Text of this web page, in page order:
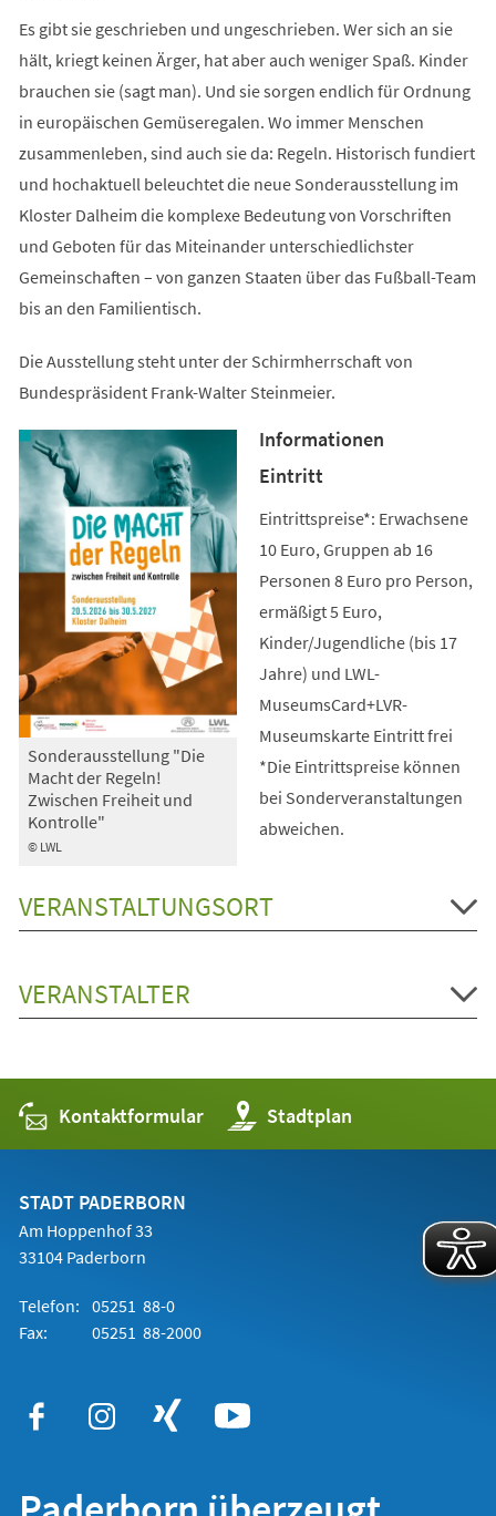
Es gibt sie geschrieben und ungeschrieben. Wer sich an sie
hält, kriegt keinen Ärger, hat aber auch weniger Spaß. Kinder
brauchen sie (sagt man). Und sie sorgen endlich für Ordnung
in europäischen Gemüseregalen. Wo immer Menschen
zusammenleben, sind auch sie da: Regeln. Historisch fundiert
und hochaktuell beleuchtet die neue Sonderausstellung im
Kloster Dalheim die komplexe Bedeutung von Vorschriften
und Geboten für das Miteinander unterschiedlichster
Gemeinschaften – von ganzen Staaten über das Fußball-Team
bis an den Familientisch.
Die Ausstellung steht unter der Schirmherrschaft von
Bundespräsident Frank-Walter Steinmeier.
© LWL
Sonderausstellung "Die
Macht der Regeln!
Zwischen Freiheit und
Kontrolle"
Informationen
Eintritt
Eintrittspreise*: Erwachsene
10 Euro, Gruppen ab 16
Personen 8 Euro pro Person,
ermäßigt 5 Euro,
Kinder/Jugendliche (bis 17
Jahre) und LWL-
MuseumsCard+LVR-
Museumskarte Eintritt frei
*Die Eintrittspreise können
bei Sonderveranstaltungen
abweichen.
VERANSTALTUNGSORT
VERANSTALTER
Kontaktformular Stadtplan
(Öffnet
in
einem
STADT PADERBORN
Am Hoppenhof 33
33104 Paderborn
Telefon: 05251 88-0
Fax:
05251 88-2000